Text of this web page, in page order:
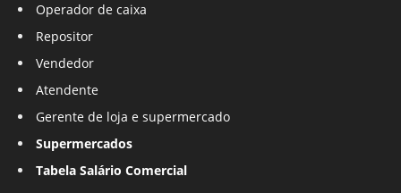
Operador de caixa
Repositor
Vendedor
Atendente
Gerente de loja e supermercado
Supermercados
Tabela Salário Comercial